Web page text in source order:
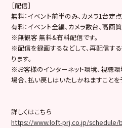
［配信］
無料：イベント前半のみ、カメラ1台定点
有料：イベント全編、カメラ数台、高画
※無観客 無料&有料配信です。
※配信を録画するなどして、再配信す
ります。
※お客様のインターネット環境、 視聴
場合、 払い戻しはいたしかねますことを
詳しくはこちら
https://www.loft-prj.co.jp/schedule/